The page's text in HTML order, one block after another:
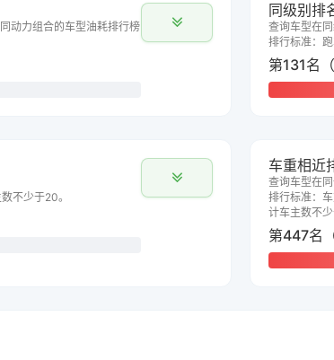
动力组合的车型油耗排行榜
同级别排
查询车型在
排行标准：
第131名
不少于20。
车重相近
查询车型在
排行标准：
计车主数不少
第447名